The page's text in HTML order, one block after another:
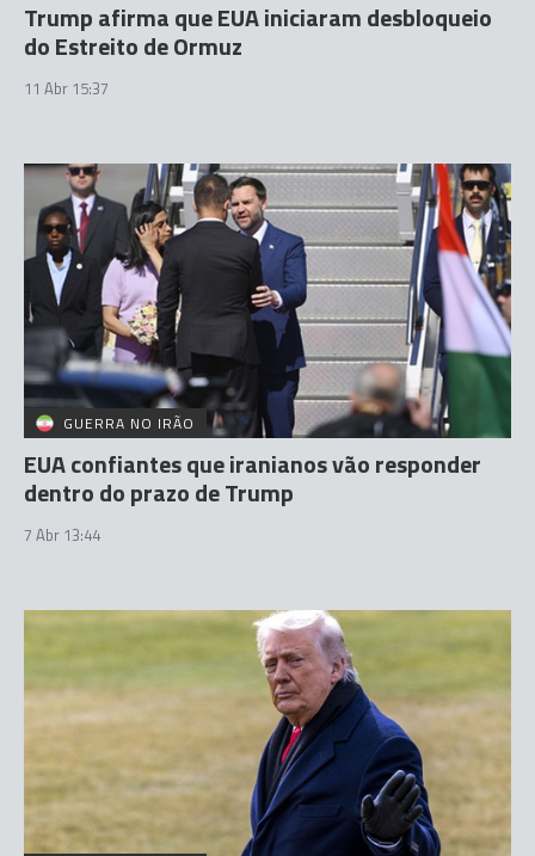
Trump afirma que EUA iniciaram desbloqueio
do Estreito de Ormuz
11 Abr 15:37
GUERRA NO IRÃO
EUA confiantes que iranianos vão responder
dentro do prazo de Trump
7 Abr 13:44